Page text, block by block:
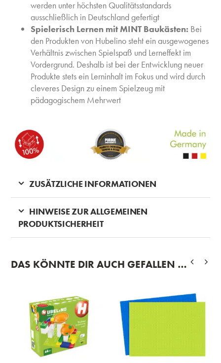
werden unter höchsten Qualitätsstandards
ausschließlich in Deutschland gefertigt
Spielerisch Lernen mit MINT Baukästen: Bei
den Produkten von Hubelino steht ein ausgewogenes
Verhältnis zwischen Spielspaß und Lerneffekt im
Vordergrund. Deshalb ist bei der Entwicklung neuer
Produkte stets ein Lerninhalt im Fokus und wird durch
cleveres Design zu einem Spielzeug mit
pädagogischem Mehrwert
ZUSÄTZLICHE INFORMATIONEN
HINWEISE ZUR ALLGEMEINEN
PRODUKTSICHERHEIT
DAS KÖNNTE DIR AUCH GEFALLEN …